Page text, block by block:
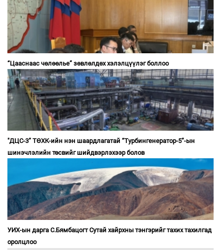
“Цааснаас чөлөөлье” зөвлөлдөх хэлэлцүүлэг боллоо
"ДЦС-3” ТӨХК-ийн нэн шаардлагатай “Турбингенератор-5”-ын
шинэчлэлийн төсвийг шийдвэрлэхээр болов
УИХ-ын дарга С.Бямбацогт Сутай хайрхны тэнгэрийг тахих тахилгад
оролцлоо